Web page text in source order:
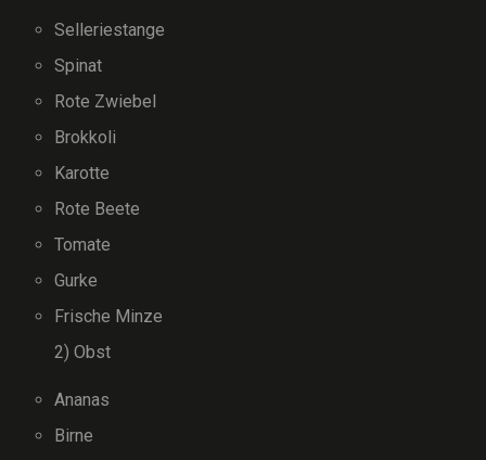
Selleriestange
Spinat
Rote Zwiebel
Brokkoli
Karotte
Rote Beete
Tomate
Gurke
Frische Minze
2) Obst
Ananas
Birne